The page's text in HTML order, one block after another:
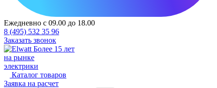
Ежедневно с 09.00 до 18.00
8 (495) 532 35 96
Заказать звонок
Более 15 лет
на рынке
электрики
Каталог товаров
Заявка на расчет